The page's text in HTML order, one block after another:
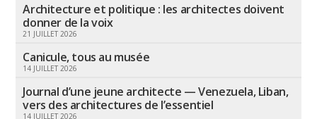
Architecture et politique : les architectes doivent
donner de la voix
21 JUILLET 2026
Canicule, tous au musée
14 JUILLET 2026
Journal d’une jeune architecte — Venezuela, Liban,
vers des architectures de l’essentiel
14 JUILLET 2026